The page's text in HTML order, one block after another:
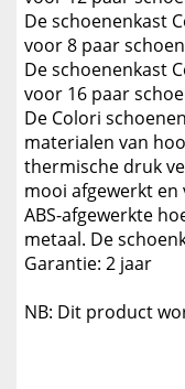
De schoenenkast
voor 8 paar
De schoenenkast
voor 16 paar
De Colori
materialen van
thermische druk
mooi afgewerkt
ABS-afgewerkte
metaal. De
Garantie: 2 jaar
NB: Dit product